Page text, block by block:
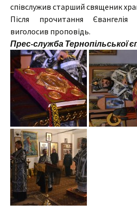
співслужив старший священик
Після прочитання Євангелія
виголосив проповідь.
Прес-служба Тернопільської